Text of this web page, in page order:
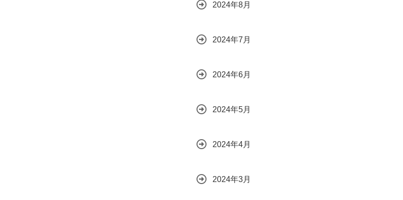
2024年8月
2024年7月
2024年6月
2024年5月
2024年4月
2024年3月